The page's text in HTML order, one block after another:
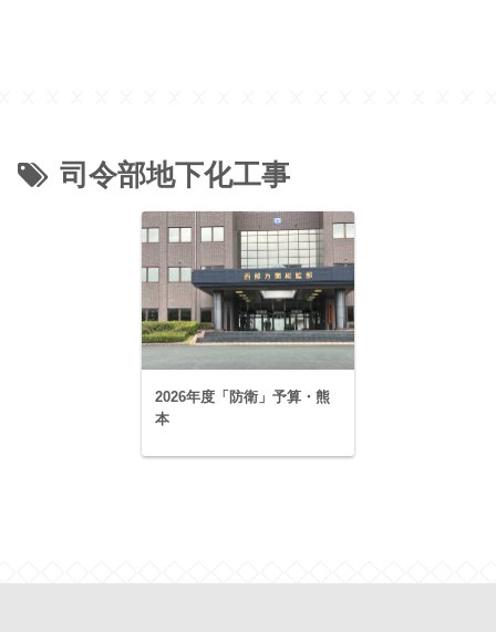
司令部地下化工事
2026年度「防衛」予算・熊
本